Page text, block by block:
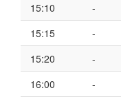
15:10
-
15:15
-
15:20
-
16:00
-